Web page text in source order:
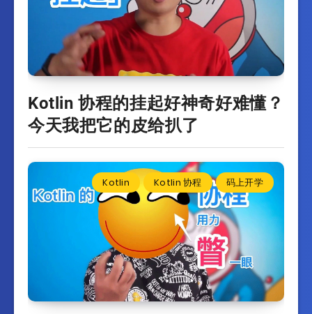
Kotlin 协程的挂起好神奇好难懂？
今天我把它的皮给扒了
Kotlin Kotlin 协程 码上开学